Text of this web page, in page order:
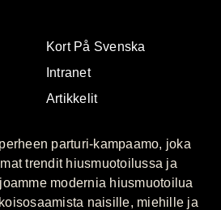
Kort På Svenska
Intranet
Artikkelit
parturi-kampaamo, joka
trendit hiusmuotoilussa ja
modernia hiusmuotoilua
naisille, miehille ja